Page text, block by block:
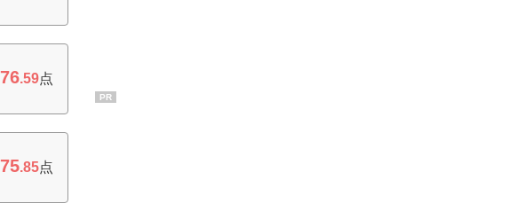
76.59点
75.85点
PR